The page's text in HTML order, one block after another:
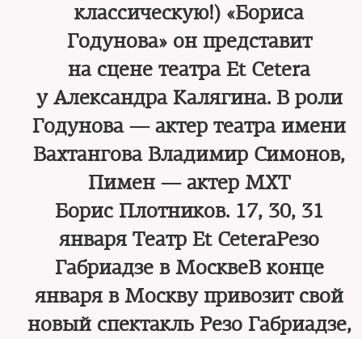
классическую!) «Бориса
Годунова» он представит
на сцене театра Et Cetera
у Александра Калягина. В роли
Годунова — актер театра имени
Вахтангова Владимир Симонов,
Пимен — актер МХТ
Борис Плотников. 17, 30, 31
января Театр Et CeteraРезо
Габриадзе в МосквеВ конце
января в Москву привозит свой
новый спектакль Резо Габриадзе,